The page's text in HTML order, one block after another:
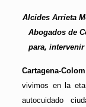
Alcides Arrieta
Abogados de
para,
Cartagena-
vivimos en la
autocuidado